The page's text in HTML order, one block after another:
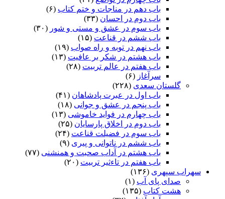
باب دهم در مناجات و ختم کتاب (۶)
باب دوم در احسان (۳۳)
باب سوم در عشق و مستی و شور (۳۰)
باب ششم در قناعت (۱۵)
باب نهم در توبه و راه صواب (۱۹)
باب هشتم در شکر بر عافیت (۱۳)
باب هفتم در عالم تربیت (۲۸)
سرآغاز (۶)
گلستان سعدی (۲۲۸)
باب اول در عبرت پادشاهان (۴۱)
باب پنجم در عشق و جوانى (۱۸)
باب چهارم در فواید خاموشى (۱۳)
باب دوم در اخلاق پارسایان (۲۵)
باب سوم در فضیلت قناعت (۲۴)
باب ششم در ناتوانى و پیرى (۹)
باب هشتم در آداب صحبت و همنشنى (۷۷)
باب هفتم در تاءثیر تربیت (۲۰)
سهراب سپهری (۱۳۶)
صدای پای آب (۱)
هشت کتاب (۱۳۵)